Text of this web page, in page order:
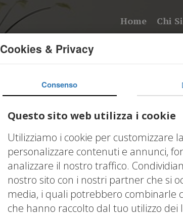
Home Chi
Cookies & Privacy
Consenso
Questo sito web utilizza i cookie
Utilizziamo i cookie per customizzare
personalizzare contenuti e annunci,
analizzare il nostro traffico.
nostro sito con i nostri partner che si
media, i quali potrebbero combinarle
che hanno raccolto dal tuo utilizzo dei